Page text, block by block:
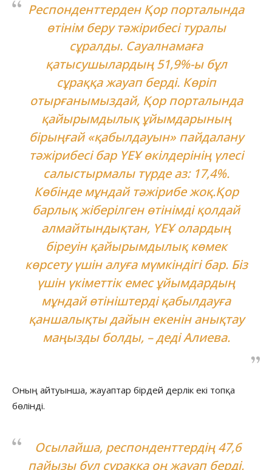
Респонденттерден Қор порталында
өтінім беру тәжірибесі туралы
сұралды. Сауалнамаға
қатысушылардың 51,9%-ы бұл
сұраққа жауап берді. Көріп
отырғанымыздай, Қор порталында
қайырымдылық ұйымдарының
бірыңғай «қабылдауын» пайдалану
тәжірибесі бар ҮЕҰ өкілдерінің үлесі
салыстырмалы түрде аз: 17,4%.
Көбінде мұндай тәжірибе жоқ.Қор
барлық жіберілген өтінімді қолдай
алмайтындықтан, ҮЕҰ олардың
біреуін қайырымдылық көмек
көрсету үшін алуға мүмкіндігі бар. Біз
үшін үкіметтік емес ұйымдардың
мұндай өтініштерді қабылдауға
қаншалықты дайын екенін анықтау
маңызды болды, – деді Алиева.
Оның айтуынша, жауаптар бірдей дерлік екі топқа
бөлінді.
Осылайша, респонденттердің 47,6
пайызы бұл сұраққа оң жауап берді.